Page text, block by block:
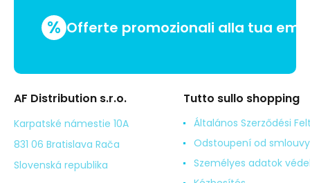
% Offerte promozionali alla tua
AF Distribution s.r.o.
Karpatské námestie 10A
831 06 Bratislava Rača
Slovenská republika
Tutto sullo shopping
Általános Szerződési
Odstoupení od smlouvy
Személyes adatok